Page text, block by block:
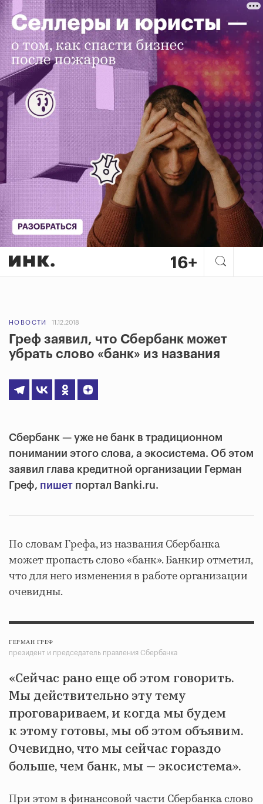
НОВОСТИ 11.12.2018
Греф заявил, что Сбербанк может
убрать слово «банк» из названия
Сбербанк — уже не банк в традиционном
понимании этого слова, а экосистема. Об этом
заявил глава кредитной организации Герман
Греф, пишет портал Banki.ru.
По словам Грефа, из названия Сбербанка
может пропасть слово «банк». Банкир отметил,
что для него изменения в работе организации
очевидны.
ГЕРМАН ГРЕФ
президент и председатель правления Сбербанка
«Сейчас рано еще об этом говорить.
Мы действительно эту тему
проговариваем, и когда мы будем
к этому готовы, мы об этом объявим.
Очевидно, что мы сейчас гораздо
больше, чем банк, мы — экосистема».
При этом в финансовой части Сбербанка слово